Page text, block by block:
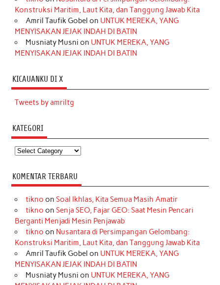
Konstruksi Maritim, Laut Kita, dan Tanggung Jawab Kita
Amril Taufik Gobel on UNTUK MEREKA, YANG
MENYISAKAN JEJAK INDAH DI BATIN
Musniaty Musni on UNTUK MEREKA, YANG
MENYISAKAN JEJAK INDAH DI BATIN
KICAUANKU DI X
Tweets by amriltg
KATEGORI
Kategori
KOMENTAR TERBARU
tikno on Soal Ikhlas, Kita Semua Masih Amatir
tikno on Senja SEO, Fajar GEO: Saat Mesin Pencari
Berganti Menjadi Mesin Penjawab
tikno on Nusantara di Persimpangan Gelombang:
Konstruksi Maritim, Laut Kita, dan Tanggung Jawab Kita
Amril Taufik Gobel on UNTUK MEREKA, YANG
MENYISAKAN JEJAK INDAH DI BATIN
Musniaty Musni on UNTUK MEREKA, YANG